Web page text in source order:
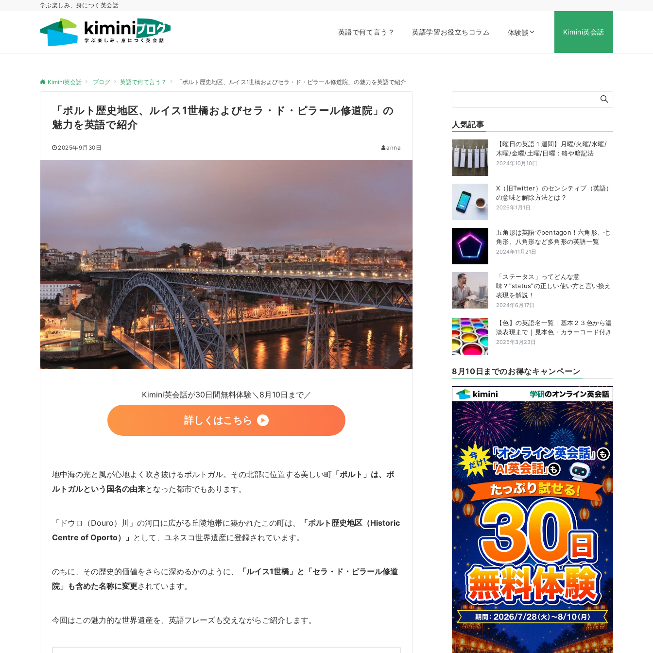
学ぶ楽しみ、身につく英会話
英語で何て言う？ 英語学習お役立ちコラム 体験談 Kimini英会話
Kimini英会話 ブログ 英語で何て言う？ 「ポルト歴史地区、ルイス1世橋およびセラ・ド・ピラール修道院」の魅力を英語で紹介
「ポルト歴史地区、ルイス1世橋およびセラ・ド・ピラール修道院」の
魅力を英語で紹介
2025年9月30日 anna
Kimini英会話が30日間無料体験＼8月10日まで／
詳しくはこちら
地中海の光と風が心地よく吹き抜けるポルトガル。その北部に位置する美しい町 「ポルト」は、ポ
ルトガルという国名の由来となった都市でもあります。
「ドウロ（Douro）川」の河口に広がる丘陵地帯に築かれたこの町は、
「ポルト歴史地区（Historic
Centre of Oporto）」 として、ユネスコ世界遺産に登録されています。
のちに、その歴史的価値をさらに深めるかのように、
「ルイス1世橋」と「セラ・ド・ピラール修道
院」も含めた名称に変更されています。
今回はこの魅力的な世界遺産を、英語フレーズも交えながらご紹介します。
人気記事
【曜日の英語１週間】月曜/火曜/水曜/
木曜/金曜/土曜/日曜：略や暗記法
2024年10月10日
X（旧Twitter）のセンシティブ（英語）
の意味と解除方法とは？
2026年1月1日
五角形は英語でpentagon！六角形、七
角形、八角形など多角形の英語一覧
2024年11月21日
「ステータス」ってどんな意
味？”status”の正しい使い方と言い換え
表現を解説！
2024年6月17日
【色】の英語名一覧｜基本２３色から濃
淡表現まで｜見本色・カラーコード付き
2025年3月23日
8月10日までのお得なキャンペーン